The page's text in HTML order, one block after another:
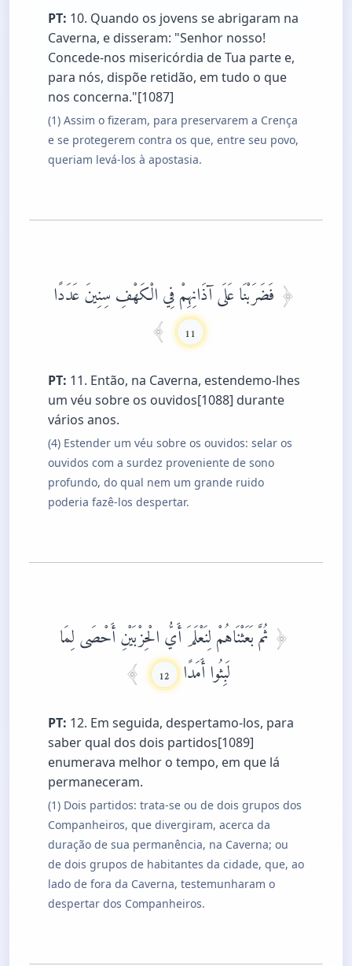
PT: 10. Quando os jovens se abrigaram na
Caverna, e disseram: "Senhor nosso!
Concede-nos misericórdia de Tua parte e,
para nós, dispõe retidão, em tudo o que
nos concerna."[1087]
(1) Assim o fizeram, para preservarem a Crença
e se protegerem contra os que, entre seu povo,
queriam levá-los à apostasia.
فَضَرَبْنَا عَلَى آذَانِهِمْ فِي الْكَهْفِ سِنِينَ عَدَدًا
11
PT: 11. Então, na Caverna, estendemo-lhes
um véu sobre os ouvidos[1088] durante
vários anos.
(4) Estender um véu sobre os ouvidos: selar os
ouvidos com a surdez proveniente de sono
profundo, do qual nem um grande ruido
poderia fazê-los despertar.
ثُمَّ بَعَثْنَاهُمْ لِنَعْلَمَ أَيُّ الْحِزْبَيْنِ أَحْصَى لِمَا
لَبِثُوا أَمَدًا 12
PT: 12. Em seguida, despertamo-los, para
saber qual dos dois partidos[1089]
enumerava melhor o tempo, em que lá
permaneceram.
(1) Dois partidos: trata-se ou de dois grupos dos
Companheiros, que divergiram, acerca da
duração de sua permanência, na Caverna; ou
de dois grupos de habitantes da cidade, que, ao
lado de fora da Caverna, testemunharam o
despertar dos Companheiros.